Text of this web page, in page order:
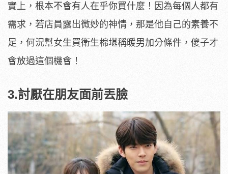
實上，根本不會有人在乎你買什麼！因為每個人都有
需求，若店員露出微妙的神情，那是他自己的素養不
足，何況幫女生買衛生棉堪稱暖男加分條件，傻子才
會放過這個機會！
3.討厭在朋友面前丟臉